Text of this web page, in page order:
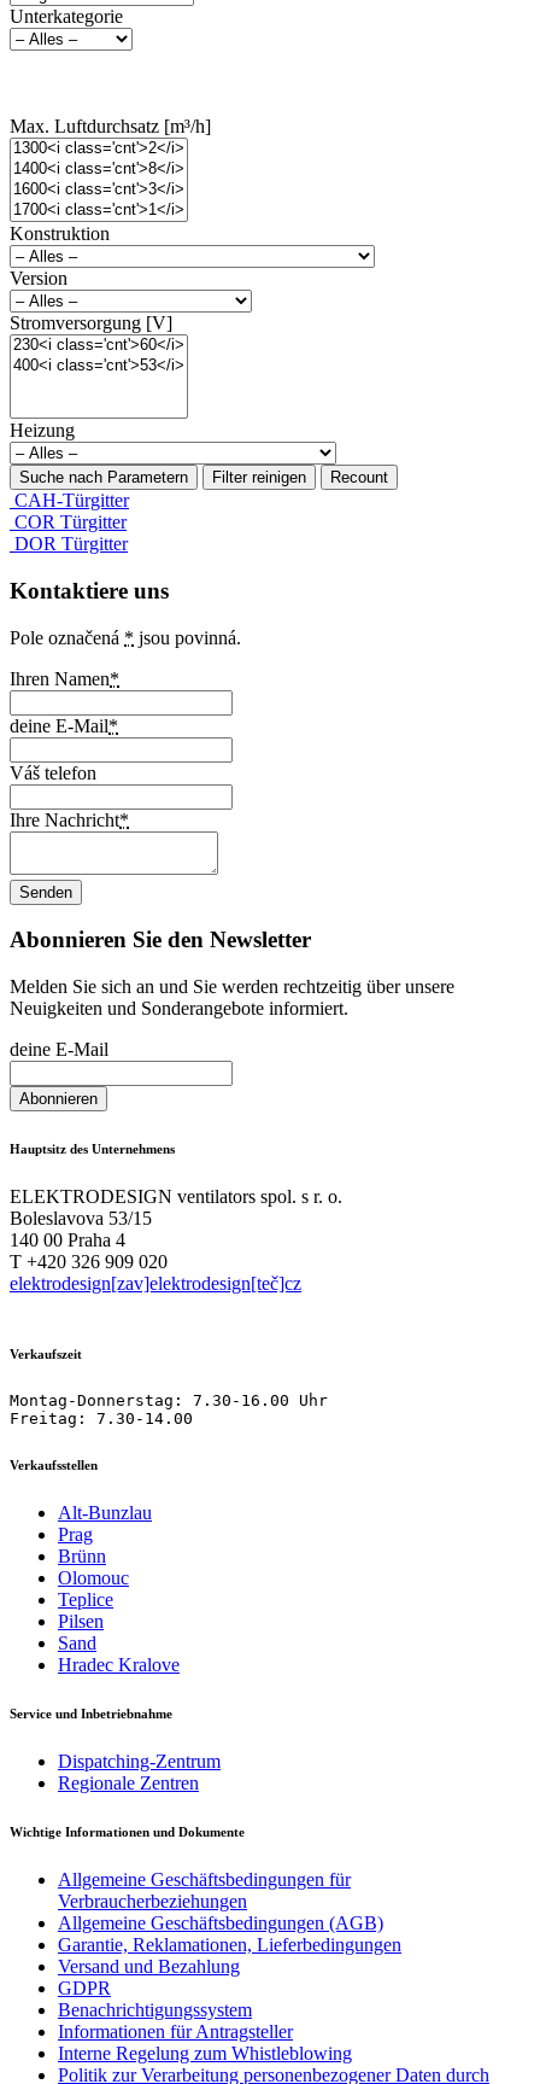
Unterkategorie
Max. Luftdurchsatz [m³/h]
Konstruktion
Version
Stromversorgung [V]
Heizung
CAH-Türgitter
COR Türgitter
DOR Türgitter
Kontaktiere uns
Pole označená * jsou povinná.
Ihren Namen*
deine E-Mail*
Váš telefon
Ihre Nachricht*
Abonnieren Sie den Newsletter
Melden Sie sich an und Sie werden rechtzeitig über unsere
Neuigkeiten und Sonderangebote informiert.
deine E-Mail
Hauptsitz des Unternehmens
ELEKTRODESIGN ventilators spol. s r. o.
Boleslavova 53/15
140 00 Praha 4
T +420 326 909 020
elektrodesign[zav]elektrodesign[teč]cz
Verkaufszeit
Montag-Donnerstag: 7.30-16.00 Uhr
Freitag: 7.30-14.00
Verkaufsstellen
Alt-Bunzlau
Prag
Brünn
Olomouc
Teplice
Pilsen
Sand
Hradec Kralove
Service und Inbetriebnahme
Dispatching-Zentrum
Regionale Zentren
Wichtige Informationen und Dokumente
Allgemeine Geschäftsbedingungen für
Verbraucherbeziehungen
Allgemeine Geschäftsbedingungen (AGB)
Garantie, Reklamationen, Lieferbedingungen
Versand und Bezahlung
GDPR
Benachrichtigungssystem
Informationen für Antragsteller
Interne Regelung zum Whistleblowing
Politik zur Verarbeitung personenbezogener Daten durch